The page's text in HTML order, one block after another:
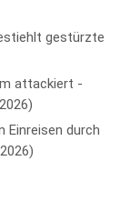
gestürzte
attackiert -
Einreisen durch